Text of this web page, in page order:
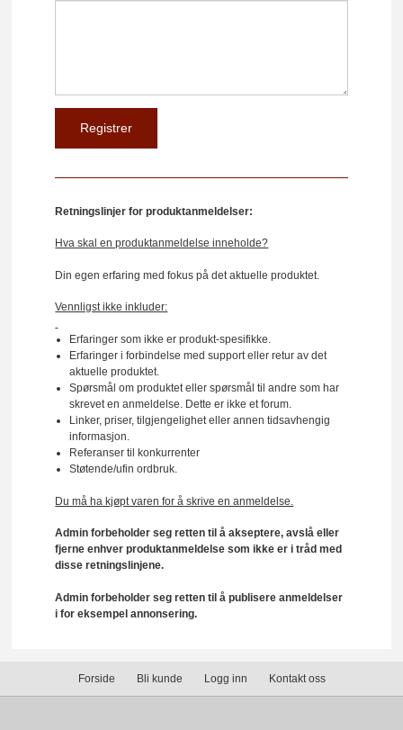
Retningslinjer for produktanmeldelser:
Hva skal en produktanmeldelse inneholde?
Din egen erfaring med fokus på det aktuelle produktet.
Vennligst ikke inkluder:
Erfaringer som ikke er produkt-spesifikke.
Erfaringer i forbindelse med support eller retur av det
aktuelle produktet.
Spørsmål om produktet eller spørsmål til andre som har
skrevet en anmeldelse. Dette er ikke et forum.
Linker, priser, tilgjengelighet eller annen tidsavhengig
informasjon.
Referanser til konkurrenter
Støtende/ufin ordbruk.
Du må ha kjøpt varen for å skrive en anmeldelse.
Admin forbeholder seg retten til å akseptere, avslå eller
fjerne enhver produktanmeldelse som ikke er i tråd med
disse retningslinjene.
Admin forbeholder seg retten til å publisere anmeldelser
i for eksempel annonsering.
Forside Bli kunde Logg inn Kontakt oss